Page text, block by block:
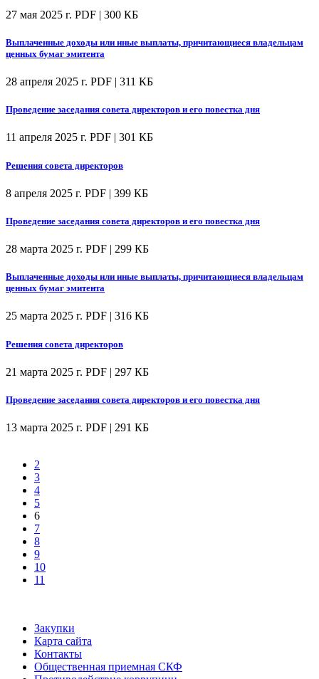
27 мая 2025 г. PDF | 300 КБ
Выплаченные доходы или иные выплаты, причитающиеся владельцам
ценных бумаг эмитента
28 апреля 2025 г. PDF | 311 КБ
Проведение заседания совета директоров и его повестка дня
11 апреля 2025 г. PDF | 301 КБ
Решения совета директоров
8 апреля 2025 г. PDF | 399 КБ
Проведение заседания совета директоров и его повестка дня
28 марта 2025 г. PDF | 299 КБ
Выплаченные доходы или иные выплаты, причитающиеся владельцам
ценных бумаг эмитента
25 марта 2025 г. PDF | 316 КБ
Решения совета директоров
21 марта 2025 г. PDF | 297 КБ
Проведение заседания совета директоров и его повестка дня
13 марта 2025 г. PDF | 291 КБ
2
3
4
5
6
7
8
9
10
11
Закупки
Карта сайта
Контакты
Общественная приемная СКФ